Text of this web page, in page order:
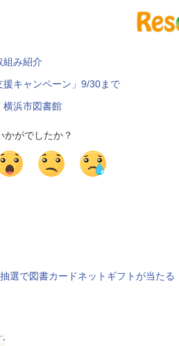
み紹介
援キャンペーン」9/30まで
横浜市図書館
かがでしたか？
選で図書カードネットギフトが当たる